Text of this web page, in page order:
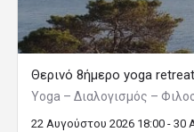
Θερινό 8ήμερο yoga
Yoga – Διαλογισμός –
22 Αυγούστου 2026 18:00 - 30